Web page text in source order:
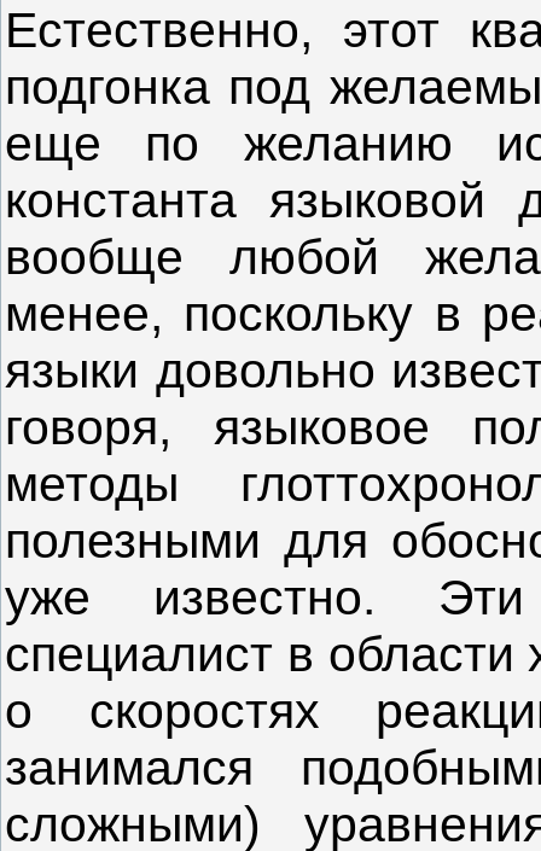
Естественно, этот
подгонка под
еще по желанию
константа языковой
вообще любой
менее, поскольку в
языки довольно
говоря, языковое
методы
полезными для
уже известно.
специалист в области
о скоростях
занимался
сложными)